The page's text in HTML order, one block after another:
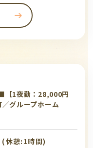
【1夜勤：28,000円
グループホーム
休憩:1時間)